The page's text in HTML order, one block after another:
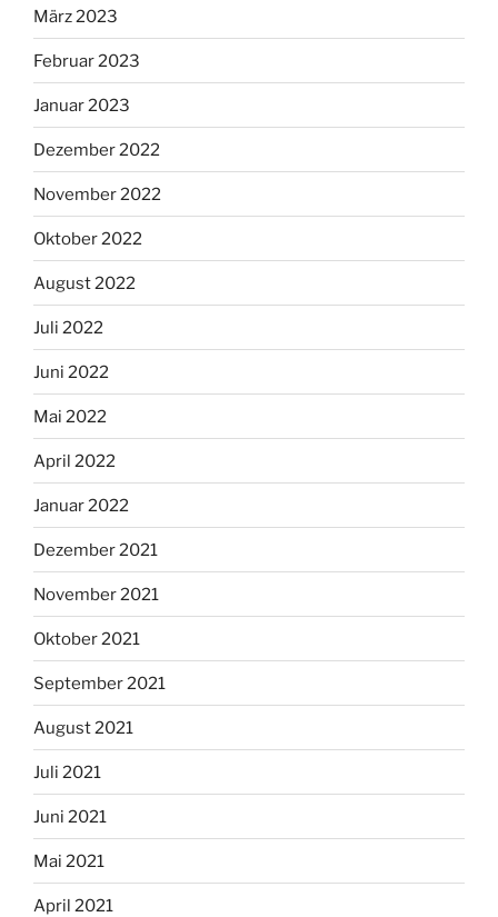
März 2023
Februar 2023
Januar 2023
Dezember 2022
November 2022
Oktober 2022
August 2022
Juli 2022
Juni 2022
Mai 2022
April 2022
Januar 2022
Dezember 2021
November 2021
Oktober 2021
September 2021
August 2021
Juli 2021
Juni 2021
Mai 2021
April 2021